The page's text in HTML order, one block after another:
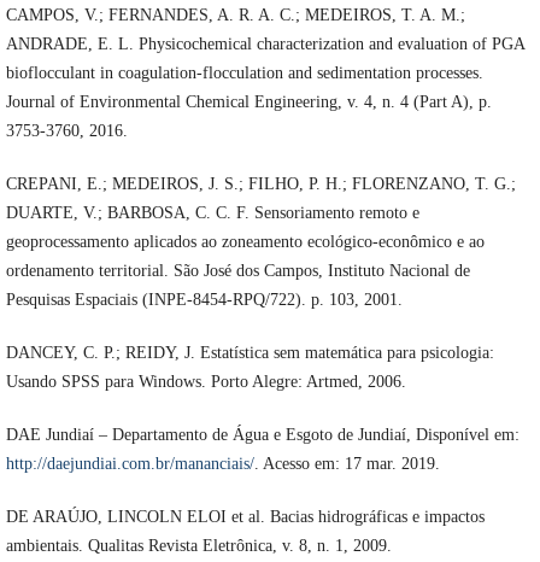
CAMPOS, V.; FERNANDES, A. R. A. C.; MEDEIROS, T. A. M.;
ANDRADE, E. L. Physicochemical characterization and evaluation of PGA
bioflocculant in coagulation-flocculation and sedimentation processes.
Journal of Environmental Chemical Engineering, v. 4, n. 4 (Part A), p.
3753-3760, 2016.
CREPANI, E.; MEDEIROS, J. S.; FILHO, P. H.; FLORENZANO, T. G.;
DUARTE, V.; BARBOSA, C. C. F. Sensoriamento remoto e
geoprocessamento aplicados ao zoneamento ecológico-econômico e ao
ordenamento territorial. São José dos Campos, Instituto Nacional de
Pesquisas Espaciais (INPE-8454-RPQ/722). p. 103, 2001.
DANCEY, C. P.; REIDY, J. Estatística sem matemática para psicologia:
Usando SPSS para Windows. Porto Alegre: Artmed, 2006.
DAE Jundiaí – Departamento de Água e Esgoto de Jundiaí, Disponível em:
http://daejundiai.com.br/mananciais/. Acesso em: 17 mar. 2019.
DE ARAÚJO, LINCOLN ELOI et al. Bacias hidrográficas e impactos
ambientais. Qualitas Revista Eletrônica, v. 8, n. 1, 2009.